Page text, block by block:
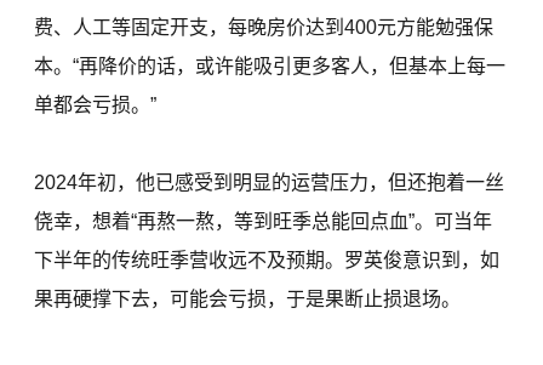
费、人工等固定开支，每晚房价达到400元方能勉强保
本。“再降价的话，或许能吸引更多客人，但基本上每一
单都会亏损。”
2024年初，他已感受到明显的运营压力，但还抱着一丝
侥幸，想着“再熬一熬，等到旺季总能回点血”。可当年
下半年的传统旺季营收远不及预期。罗英俊意识到，如
果再硬撑下去，可能会亏损，于是果断止损退场。